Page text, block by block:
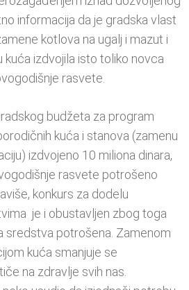
informacija da je gradska vlast
kotlova na ugalj i mazut i
kuća izdvojila isto toliko novca
rasvete.
budžeta za program
kuća i stanova (zamenu
izdvojeno 10 miliona dinara,
rasvete potrošeno
konkurs za dodelu
je i obustavljen zbog toga
sredstva potrošena. Zamenom
kuća smanjuje se
na zdravlje svih nas.